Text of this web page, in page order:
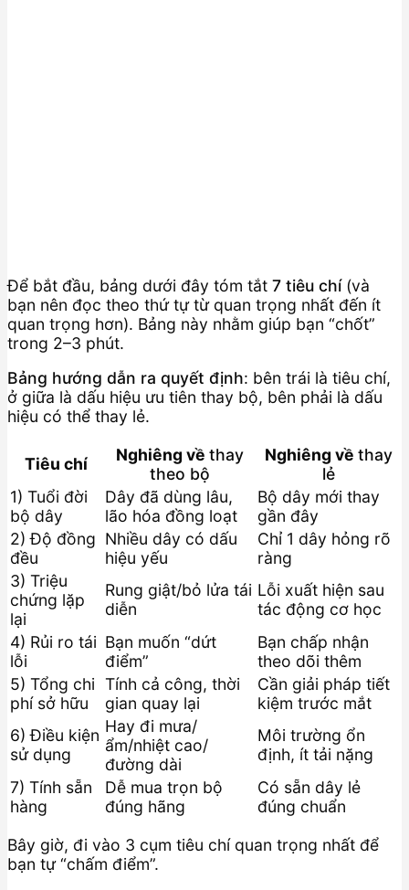
Để bắt đầu, bảng dưới đây tóm tắt 7 tiêu chí(và
bạn nên đọc theo thứ tự từ quan trọng nhất đến ít
quan trọng hơn). Bảng này nhằm giúp bạn “chốt”
trong 2–3 phút.
Bảng hướng dẫn ra quyết định: bên trái là tiêu chí,
ở giữa là dấu hiệu ưu tiên thay bộ, bên phải là dấu
hiệu có thể thay lẻ.
Tiêu chí Nghiêng về thay
theo bộ
Nghiêng về thay
lẻ
1) Tuổi đời
bộ dây
Dây đã dùng lâu,
lão hóa đồng loạt
Bộ dây mới thay
gần đây
2) Độ đồng
đều
Nhiều dây có dấu
hiệu yếu
Chỉ 1 dây hỏng rõ
ràng
3) Triệu
chứng lặp
lại
Rung giật/bỏ lửa tái
diễn
Lỗi xuất hiện sau
tác động cơ học
4) Rủi ro tái
lỗi
Bạn muốn “dứt
điểm”
Bạn chấp nhận
theo dõi thêm
5) Tổng chi
phí sở hữu
Tính cả công, thời
gian quay lại
Cần giải pháp tiết
kiệm trước mắt
6) Điều kiện
sử dụng
Hay đi mưa/
ẩm/nhiệt cao/
đường dài
Môi trường ổn
định, ít tải nặng
7) Tính sẵn
hàng
Dễ mua trọn bộ
đúng hãng
Có sẵn dây lẻ
đúng chuẩn
Bây giờ, đi vào 3 cụm tiêu chí quan trọng nhất để
bạn tự “chấm điểm”.